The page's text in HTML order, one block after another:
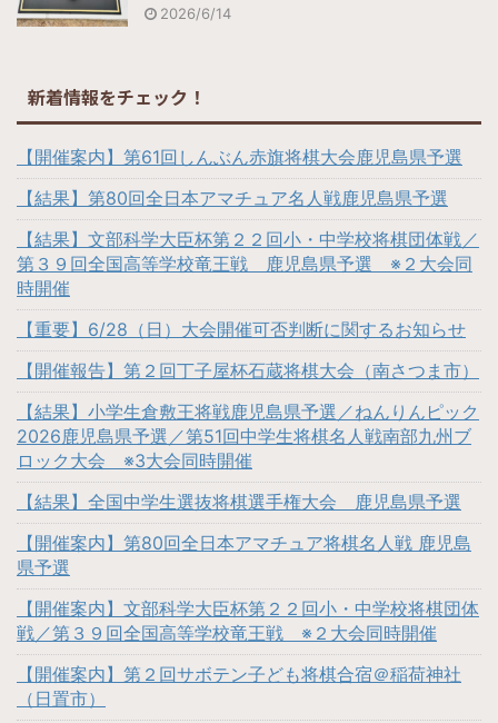
2026/6/14
新着情報をチェック！
【開催案内】第61回しんぶん赤旗将棋大会鹿児島県予選
【結果】第80回全日本アマチュア名人戦鹿児島県予選
【結果】文部科学大臣杯第２２回小・中学校将棋団体戦／
第３９回全国高等学校竜王戦 鹿児島県予選 ※２大会同
時開催
【重要】6/28（日）大会開催可否判断に関するお知らせ
【開催報告】第２回丁子屋杯石蔵将棋大会（南さつま市）
【結果】小学生倉敷王将戦鹿児島県予選／ねんりんピック
2026鹿児島県予選／第51回中学生将棋名人戦南部九州ブ
ロック大会 ※3大会同時開催
【結果】全国中学生選抜将棋選手権大会 鹿児島県予選
【開催案内】第80回全日本アマチュア将棋名人戦 鹿児島
県予選
【開催案内】文部科学大臣杯第２２回小・中学校将棋団体
戦／第３９回全国高等学校竜王戦 ※２大会同時開催
【開催案内】第２回サボテン子ども将棋合宿＠稲荷神社
（日置市）